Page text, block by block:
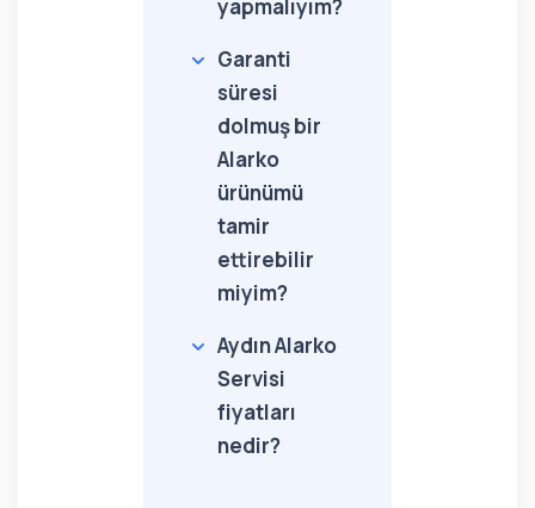
yapmalıyım?
Garanti
süresi
dolmuş bir
Alarko
ürünümü
tamir
ettirebilir
miyim?
Aydın Alarko
Servisi
fiyatları
nedir?